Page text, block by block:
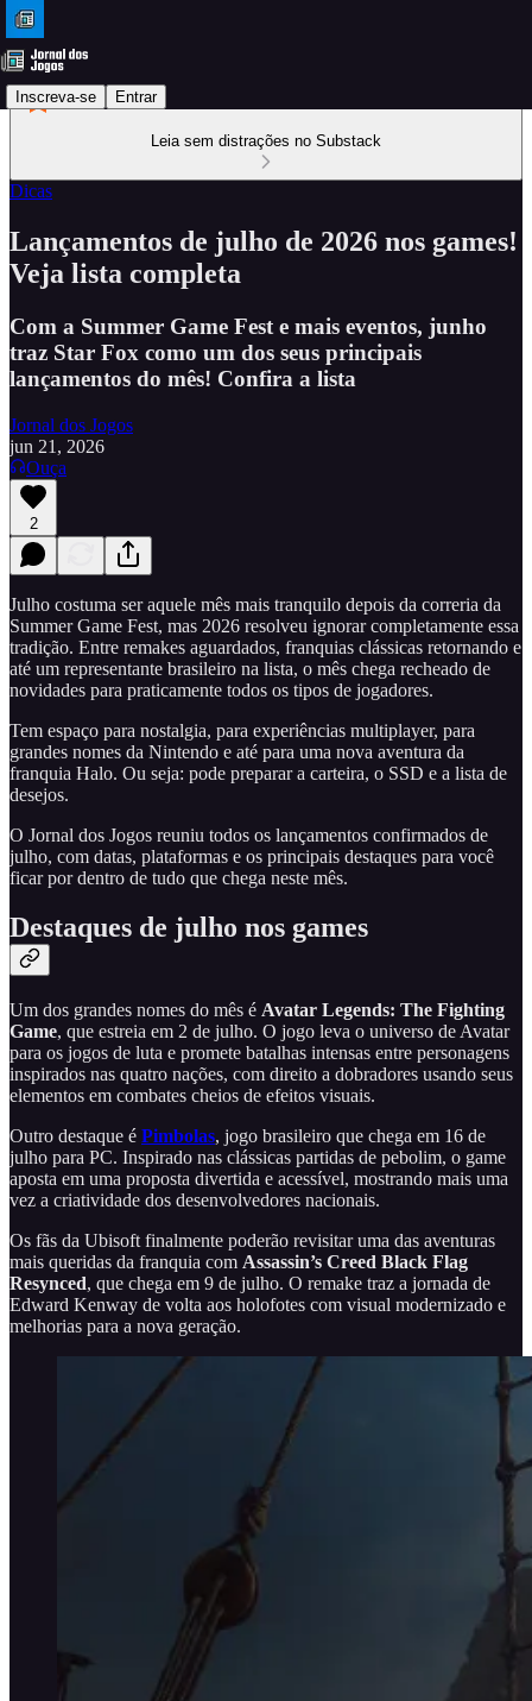
Inscreva-se Entrar
Leia sem distrações no Substack
Dicas
Lançamentos de julho de 2026 nos games!
Veja lista completa
Com a Summer Game Fest e mais eventos, junho
traz Star Fox como um dos seus principais
lançamentos do mês! Confira a lista
Jornal dos Jogos
jun 21, 2026
Ouça
2
Julho costuma ser aquele mês mais tranquilo depois da correria da
Summer Game Fest, mas 2026 resolveu ignorar completamente essa
tradição. Entre remakes aguardados, franquias clássicas retornando e
até um representante brasileiro na lista, o mês chega recheado de
novidades para praticamente todos os tipos de jogadores.
Tem espaço para nostalgia, para experiências multiplayer, para
grandes nomes da Nintendo e até para uma nova aventura da
franquia Halo. Ou seja: pode preparar a carteira, o SSD e a lista de
desejos.
O Jornal dos Jogos reuniu todos os lançamentos confirmados de
julho, com datas, plataformas e os principais destaques para você
ficar por dentro de tudo que chega neste mês.
Destaques de julho nos games
Um dos grandes nomes do mês é Avatar Legends: The Fighting
Game, que estreia em 2 de julho. O jogo leva o universo de Avatar
para os jogos de luta e promete batalhas intensas entre personagens
inspirados nas quatro nações, com direito a dobradores usando seus
elementos em combates cheios de efeitos visuais.
Outro destaque é Pimbolas, jogo brasileiro que chega em 16 de
julho para PC. Inspirado nas clássicas partidas de pebolim, o game
aposta em uma proposta divertida e acessível, mostrando mais uma
vez a criatividade dos desenvolvedores nacionais.
Os fãs da Ubisoft finalmente poderão revisitar uma das aventuras
mais queridas da franquia com Assassin’s Creed Black Flag
Resynced, que chega em 9 de julho. O remake traz a jornada de
Edward Kenway de volta aos holofotes com visual modernizado e
melhorias para a nova geração.